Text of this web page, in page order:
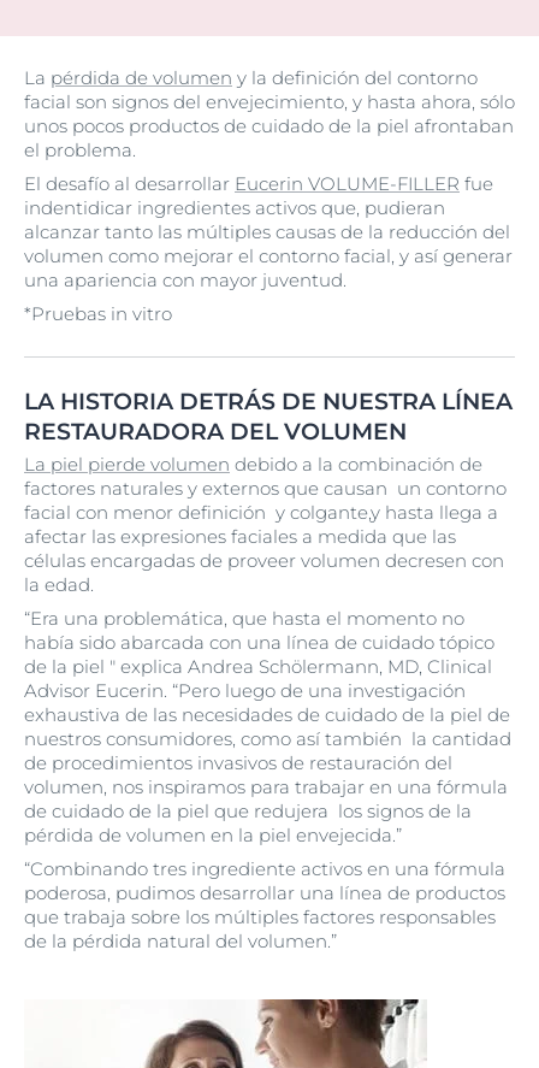
La pérdida de volumen y la definición del contorno
facial son signos del envejecimiento, y hasta ahora, sólo
unos pocos productos de cuidado de la piel afrontaban
el problema.
El desafío al desarrollar Eucerin VOLUME-FILLER fue
indentidicar ingredientes activos que, pudieran
alcanzar tanto las múltiples causas de la reducción del
volumen como mejorar el contorno facial, y así generar
una apariencia con mayor juventud.
*Pruebas in vitro
LA HISTORIA DETRÁS DE NUESTRA LÍNEA
RESTAURADORA DEL VOLUMEN
La piel pierde volumen debido a la combinación de
factores naturales y externos que causan un contorno
facial con menor definición y colgante,y hasta llega a
afectar las expresiones faciales a medida que las
células encargadas de proveer volumen decresen con
la edad.
“Era una problemática, que hasta el momento no
había sido abarcada con una línea de cuidado tópico
de la piel " explica Andrea Schölermann, MD, Clinical
Advisor Eucerin. “Pero luego de una investigación
exhaustiva de las necesidades de cuidado de la piel de
nuestros consumidores, como así también la cantidad
de procedimientos invasivos de restauración del
volumen, nos inspiramos para trabajar en una fórmula
de cuidado de la piel que redujera los signos de la
pérdida de volumen en la piel envejecida.”
“Combinando tres ingrediente activos en una fórmula
poderosa, pudimos desarrollar una línea de productos
que trabaja sobre los múltiples factores responsables
de la pérdida natural del volumen.”